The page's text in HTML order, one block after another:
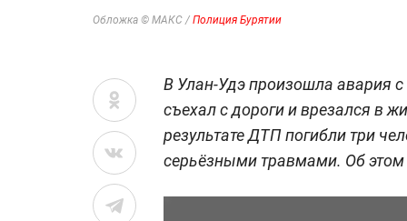
Обложка © МАКС / Полиция Бурятии
В Улан-Удэ произошла авария
съехал с дороги и врезался в
результате ДТП погибли три
серьёзными травмами. Об этом